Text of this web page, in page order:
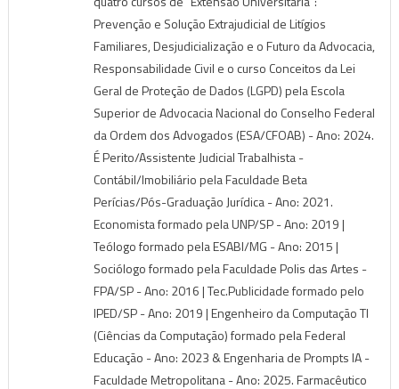
Prevenção e Solução Extrajudicial de Litígios
Familiares, Desjudicialização e o Futuro da Advocacia,
Responsabilidade Civil e o curso Conceitos da Lei
Geral de Proteção de Dados (LGPD) pela Escola
Superior de Advocacia Nacional do Conselho Federal
da Ordem dos Advogados (ESA/CFOAB) - Ano: 2024.
É Perito/Assistente Judicial Trabalhista -
Contábil/Imobiliário pela Faculdade Beta
Perícias/Pós-Graduação Jurídica - Ano: 2021.
Economista formado pela UNP/SP - Ano: 2019 |
Teólogo formado pela ESABI/MG - Ano: 2015 |
Sociólogo formado pela Faculdade Polis das Artes -
FPA/SP - Ano: 2016 | Tec.Publicidade formado pelo
IPED/SP - Ano: 2019 | Engenheiro da Computação TI
(Ciências da Computação) formado pela Federal
Educação - Ano: 2023 & Engenharia de Prompts IA -
Faculdade Metropolitana - Ano: 2025. Farmacêutico